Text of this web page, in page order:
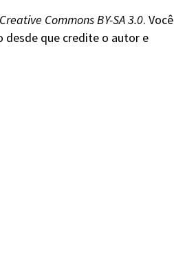
Creative Commons BY-SA 3.0. Você
desde que credite o autor e